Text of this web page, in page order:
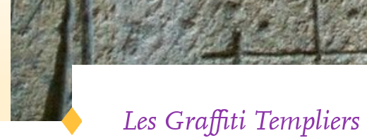
Les Graffiti Templiers